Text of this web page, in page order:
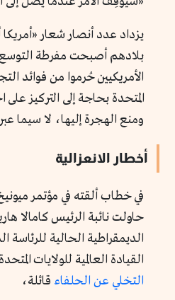
يزداد عدد أنصار شعار
بلادهم أصبحت مفرطة
الأمريكيين حُرموا من فوائد
المتحدة بحاجة إلى التركيز على
ومنع الهجرة إليها، لا سيما
أخطار الانعزالية
في خطاب ألقته في مؤتمر ميونيخ
حاولت نائبة الرئيس كامالا
الديمقراطية الحالية للرئاسة
القيادة العالمية للولايات
التخلي عن الحلفاء قائلة،